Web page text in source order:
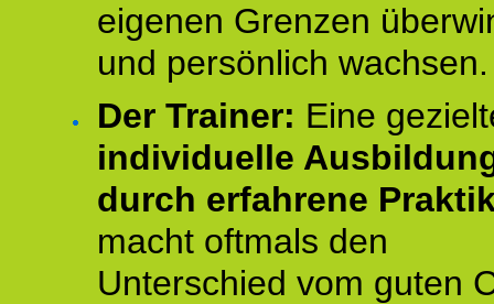
eigenen Grenzen
und persönlich wachsen.
Der Trainer: Eine
individuelle
durch erfahrene
macht oftmals den
Unterschied vom guten